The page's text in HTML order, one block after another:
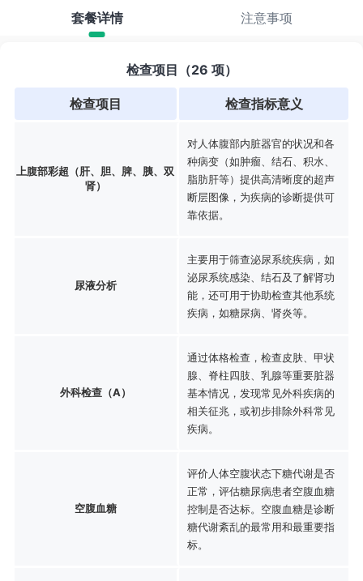
套餐详情 注意事项
检查项目（26 项）
检查项目 检查指标意义
上腹部彩超（肝、胆、脾、胰、双
肾）
对人体腹部内脏器官的状况和各
种病变（如肿瘤、结石、积水、
脂肪肝等）提供高清晰度的超声
断层图像，为疾病的诊断提供可
靠依据。
尿液分析
主要用于筛查泌尿系统疾病，如
泌尿系统感染、结石及了解肾功
能，还可用于协助检查其他系统
疾病，如糖尿病、肾炎等。
外科检查（A）
通过体格检查，检查皮肤、甲状
腺、脊柱四肢、乳腺等重要脏器
基本情况，发现常见外科疾病的
相关征兆，或初步排除外科常见
疾病。
空腹血糖
评价人体空腹状态下糖代谢是否
正常，评估糖尿病患者空腹血糖
控制是否达标。空腹血糖是诊断
糖代谢紊乱的最常用和最重要指
标。